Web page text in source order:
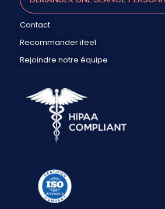
Contact
Recommander ifeel
Rejoindre notre équipe